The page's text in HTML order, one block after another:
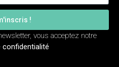
!
vous acceptez notre
confidentialité